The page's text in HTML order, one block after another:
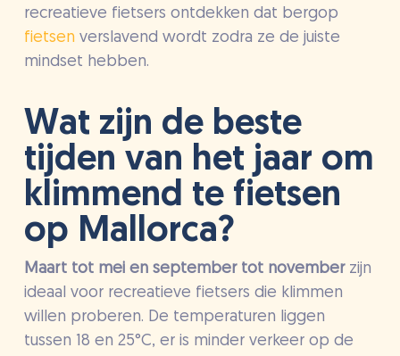
recreatieve fietsers ontdekken dat bergop
fietsenverslavend wordt zodra ze de juiste
mindset hebben.
Wat zijn de beste
tijden van het jaar om
klimmend te fietsen
op Mallorca?
Maart tot mei en september tot novemberzijn
ideaal voor recreatieve fietsers die klimmen
willen proberen. De temperaturen liggen
tussen 18 en 25°C, er is minder verkeer op de